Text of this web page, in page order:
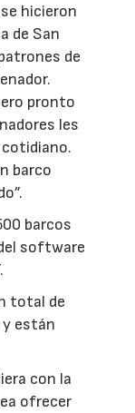
hicieron
de San
de
pronto
les
cotidiano.
barco
barcos
software
total de
y están
con la
ofrecer